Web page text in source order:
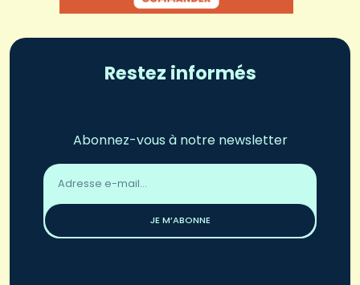
Restez informés
Abonnez-vous à notre newsletter
Adresse
email
JE M’ABONNE